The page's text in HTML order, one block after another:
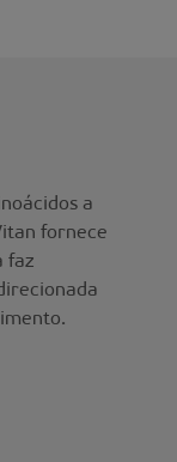
a
fornece
faz